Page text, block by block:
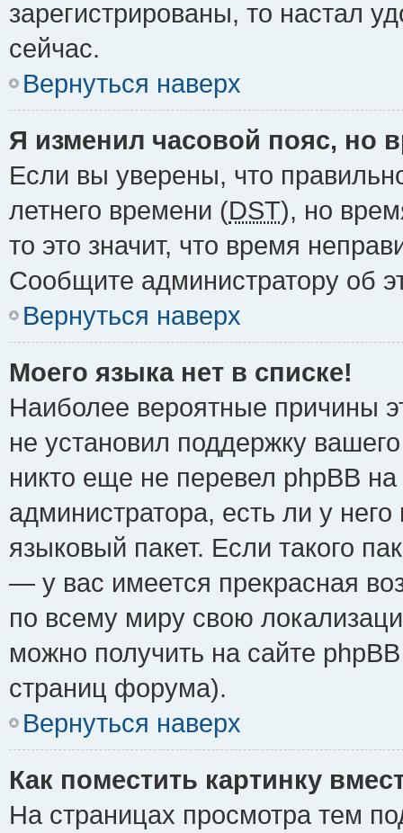
зарегистрированы, то настал
сейчас.
Вернуться наверх
Я изменил часовой пояс, но
Если вы уверены, что
летнего времени (DST), но
то это значит, что время
Сообщите администратору об
Вернуться наверх
Моего языка нет в списке!
Наиболее вероятные причины
не установил поддержку
никто еще не перевел phpBB
администратора, есть ли у
языковый пакет. Если такого
— у вас имеется прекрасная
по всему миру свою
можно получить на сайте
страниц форума).
Вернуться наверх
Как поместить картинку
На страницах просмотра тем